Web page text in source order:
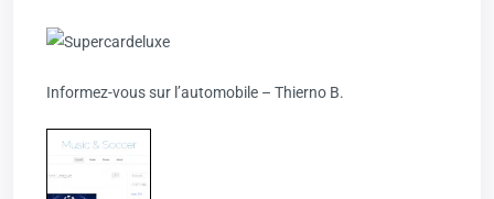
Informez-vous sur l’automobile – Thierno B.